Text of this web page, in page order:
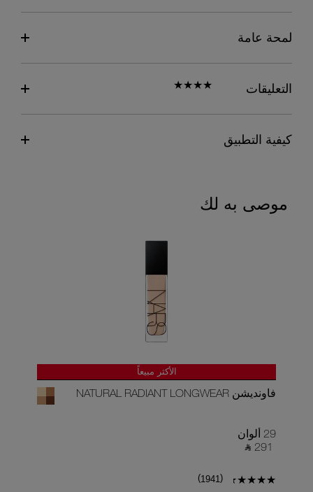
لمحة عامة
التعليقات
كيفية التطبيق
موصى به لك
الأكثر مبيعاً
فاونديشن NATURAL RADIANT LONGWEAR
29 ألوان
‎ ⃁ 291 ‎
(
1941
)